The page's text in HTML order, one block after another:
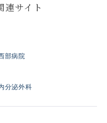
連サイト
部病院
分泌外科